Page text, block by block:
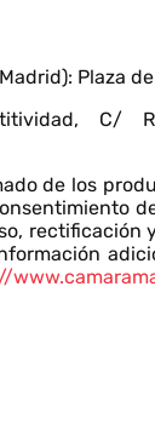
Madrid):
de los